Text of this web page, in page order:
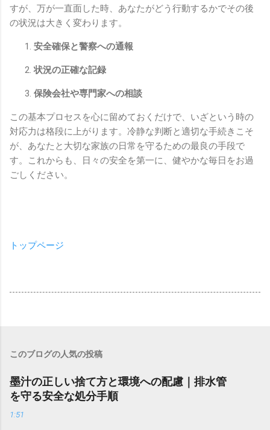
すが、万が一直面した時、あなたがどう行動するかでその後
の状況は大きく変わります。
安全確保と警察への通報
状況の正確な記録
保険会社や専門家への相談
この基本プロセスを心に留めておくだけで、いざという時の
対応力は格段に上がります。冷静な判断と適切な手続きこそ
が、あなたと大切な家族の日常を守るための最良の手段で
す。これからも、日々の安全を第一に、健やかな毎日をお過
ごしください。
トップページ
このブログの人気の投稿
墨汁の正しい捨て方と環境への配慮｜排水管
を守る安全な処分手順
1:51